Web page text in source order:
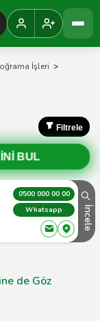
İşleri >
Filtrele
BUL
0500 000 00 00
Whatsapp
İncele
de Göz